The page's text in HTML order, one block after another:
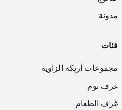
مدونة
فئات
مجموعات أريكة الزاوية
غرف نوم
غرف الطعام